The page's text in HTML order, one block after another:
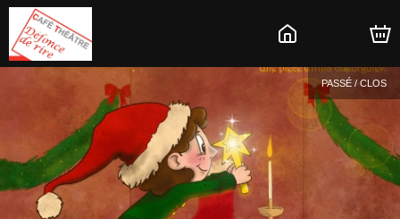
PASSÉ / CLOS